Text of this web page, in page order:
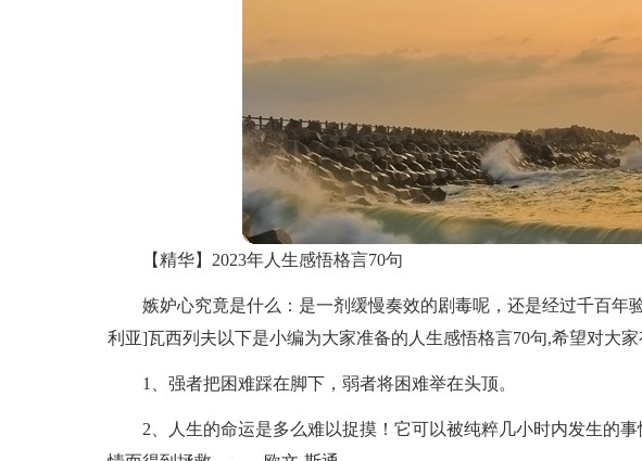
【精华】2023年人生感悟格言70句
嫉妒心究竟是什么：是一剂缓慢奏效的剧毒呢，还是经过千百
利亚]瓦西列夫以下是小编为大家准备的人生感悟格言70句,希望对大家
1、强者把困难踩在脚下，弱者将困难举在头顶。
2、人生的命运是多么难以捉摸！它可以被纯粹几小时内发生的